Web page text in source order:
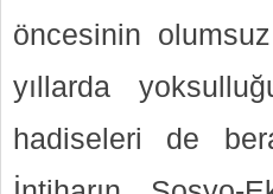
öncesinin
yıllarda
hadiseleri de